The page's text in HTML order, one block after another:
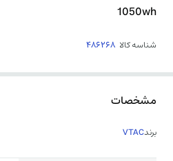
1050wh
شناسه کالا 486268
مشخصات
برندVTAC